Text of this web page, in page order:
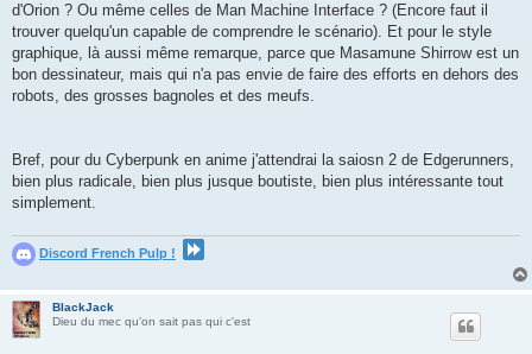
d'Orion ? Ou même celles de Man Machine Interface ? (Encore faut il
trouver quelqu'un capable de comprendre le scénario). Et pour le style
graphique, là aussi même remarque, parce que Masamune Shirrow est un
bon dessinateur, mais qui n'a pas envie de faire des efforts en dehors des
robots, des grosses bagnoles et des meufs.
Bref, pour du Cyberpunk en anime j'attendrai la saiosn 2 de Edgerunners,
bien plus radicale, bien plus jusque boutiste, bien plus intéressante tout
simplement.
Discord French Pulp !
BlackJack
Dieu du mec qu'on sait pas qui c'est